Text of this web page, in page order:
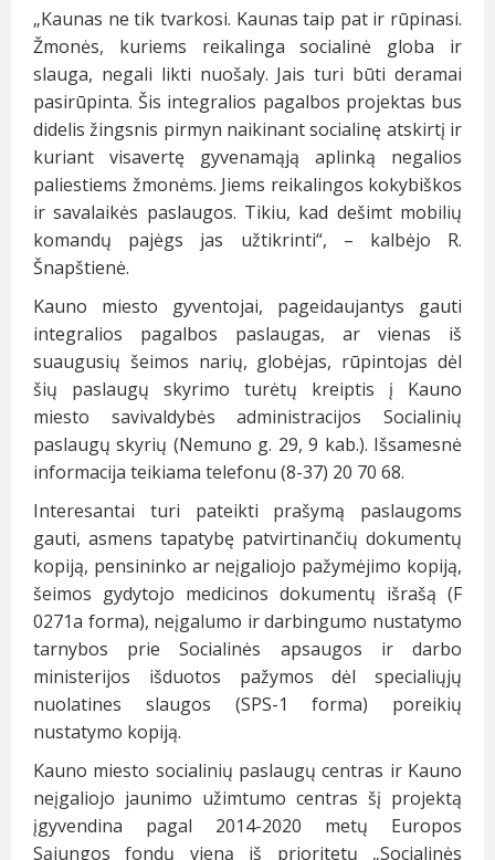
„Kaunas ne tik tvarkosi. Kaunas taip pat ir rūpinasi.
Žmonės, kuriems reikalinga socialinė globa ir
slauga, negali likti nuošaly. Jais turi būti deramai
pasirūpinta. Šis integralios pagalbos projektas bus
didelis žingsnis pirmyn naikinant socialinę atskirtį ir
kuriant visavertę gyvenamąją aplinką negalios
paliestiems žmonėms. Jiems reikalingos kokybiškos
ir savalaikės paslaugos. Tikiu, kad dešimt mobilių
komandų pajėgs jas užtikrinti“, – kalbėjo R.
Šnapštienė.
Kauno miesto gyventojai, pageidaujantys gauti
integralios pagalbos paslaugas, ar vienas iš
suaugusių šeimos narių, globėjas, rūpintojas dėl
šių paslaugų skyrimo turėtų kreiptis į Kauno
miesto savivaldybės administracijos Socialinių
paslaugų skyrių (Nemuno g. 29, 9 kab.). Išsamesnė
informacija teikiama telefonu (8-37) 20 70 68.
Interesantai turi pateikti prašymą paslaugoms
gauti, asmens tapatybę patvirtinančių dokumentų
kopiją, pensininko ar neįgaliojo pažymėjimo kopiją,
šeimos gydytojo medicinos dokumentų išrašą (F
0271a forma), neįgalumo ir darbingumo nustatymo
tarnybos prie Socialinės apsaugos ir darbo
ministerijos išduotos pažymos dėl specialiųjų
nuolatines slaugos (SPS-1 forma) poreikių
nustatymo kopiją.
Kauno miesto socialinių paslaugų centras ir Kauno
neįgaliojo jaunimo užimtumo centras šį projektą
įgyvendina pagal 2014-2020 metų Europos
Sąjungos fondų vieną iš prioritetų „Socialinės